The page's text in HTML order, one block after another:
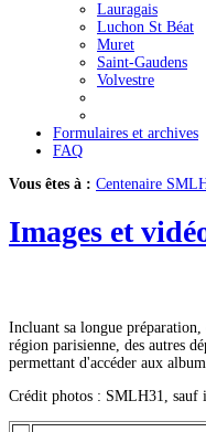
Lauragais
Luchon St Béat
Muret
Saint-Gaudens
Volvestre
Formulaires et archives
FAQ
Vous êtes à : Centenaire
Images et
Incluant sa longue préparation,
région parisienne, des autres
permettant d'accéder aux
Crédit photos : SMLH31, sauf